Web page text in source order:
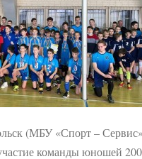
(МБУ «Спорт –
команды юношей